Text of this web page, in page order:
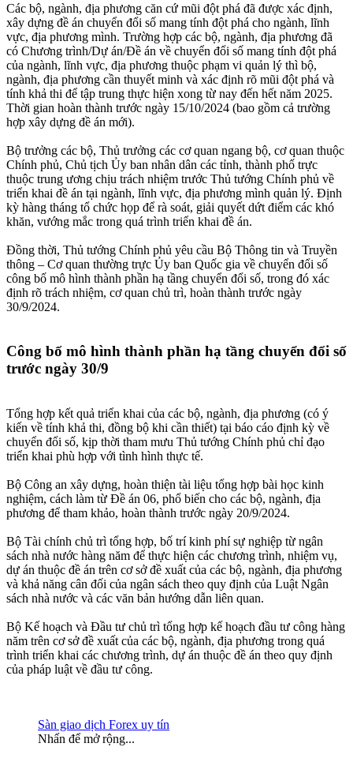
Các bộ, ngành, địa phương căn cứ mũi đột phá đã được xác định,
xây dựng đề án chuyển đổi số mang tính đột phá cho ngành, lĩnh
vực, địa phương mình. Trường hợp các bộ, ngành, địa phương đã
có Chương trình/Dự án/Đề án về chuyển đổi số mang tính đột phá
của ngành, lĩnh vực, địa phương thuộc phạm vi quản lý thì bộ,
ngành, địa phương cần thuyết minh và xác định rõ mũi đột phá và
tính khả thi để tập trung thực hiện xong từ nay đến hết năm 2025.
Thời gian hoàn thành trước ngày 15/10/2024 (bao gồm cả trường
hợp xây dựng đề án mới).
Bộ trưởng các bộ, Thủ trưởng các cơ quan ngang bộ, cơ quan thuộc
Chính phủ, Chủ tịch Ủy ban nhân dân các tỉnh, thành phố trực
thuộc trung ương chịu trách nhiệm trước Thủ tướng Chính phủ về
triển khai đề án tại ngành, lĩnh vực, địa phương mình quản lý. Định
kỳ hàng tháng tổ chức họp để rà soát, giải quyết dứt điểm các khó
khăn, vướng mắc trong quá trình triển khai đề án.
Đồng thời, Thủ tướng Chính phủ yêu cầu Bộ Thông tin và Truyền
thông – Cơ quan thường trực Ủy ban Quốc gia về chuyển đổi số
công bố mô hình thành phần hạ tầng chuyển đổi số, trong đó xác
định rõ trách nhiệm, cơ quan chủ trì, hoàn thành trước ngày
30/9/2024.
Công bố mô hình thành phần hạ tầng chuyển đổi số
trước ngày 30/9​
Tổng hợp kết quả triển khai của các bộ, ngành, địa phương (có ý
kiến về tính khả thi, đồng bộ khi cần thiết) tại báo cáo định kỳ về
chuyển đổi số, kịp thời tham mưu Thủ tướng Chính phủ chỉ đạo
triển khai phù hợp với tình hình thực tế.
Bộ Công an xây dựng, hoàn thiện tài liệu tổng hợp bài học kinh
nghiệm, cách làm từ Đề án 06, phổ biến cho các bộ, ngành, địa
phương để tham khảo, hoàn thành trước ngày 20/9/2024.
Bộ Tài chính chủ trì tổng hợp, bố trí kinh phí sự nghiệp từ ngân
sách nhà nước hàng năm để thực hiện các chương trình, nhiệm vụ,
dự án thuộc đề án trên cơ sở đề xuất của các bộ, ngành, địa phương
và khả năng cân đối của ngân sách theo quy định của Luật Ngân
sách nhà nước và các văn bản hướng dẫn liên quan.
Bộ Kế hoạch và Đầu tư chủ trì tổng hợp kế hoạch đầu tư công hàng
năm trên cơ sở đề xuất của các bộ, ngành, địa phương trong quá
trình triển khai các chương trình, dự án thuộc đề án theo quy định
của pháp luật về đầu tư công.
Sàn giao dịch Forex uy tín
Nhấn để mở rộng...